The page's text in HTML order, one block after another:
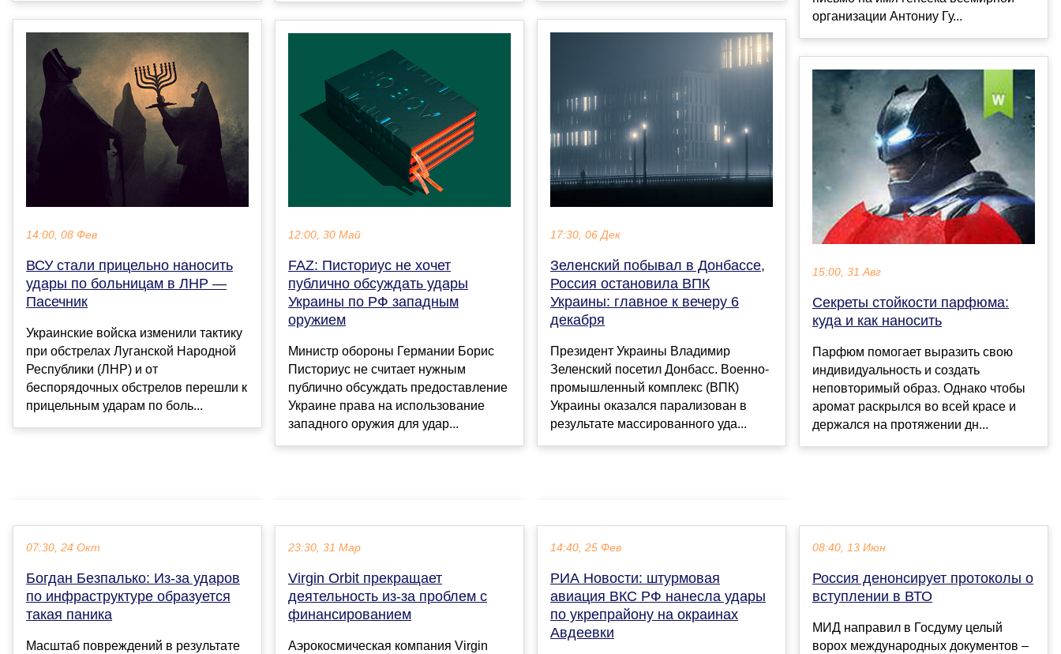
14:00, 08 Фев
ВСУ стали прицельно наносить
удары по больницам в ЛНР —
Пасечник
Украинские войска изменили тактику
при обстрелах Луганской Народной
Республики (ЛНР) и от
беспорядочных обстрелов перешли к
прицельным ударам по боль...
12:00, 30 Май
FAZ: Писториус не хочет
публично обсуждать удары
Украины по РФ западным
оружием
Министр обороны Германии Борис
Писториус не считает нужным
публично обсуждать предоставление
Украине права на использование
западного оружия для удар...
17:30, 06 Дек
Зеленский побывал в Донбассе,
Россия остановила ВПК
Украины: главное к вечеру 6
декабря
Президент Украины Владимир
Зеленский посетил Донбасс. Военно-
промышленный комплекс (ВПК)
Украины оказался парализован в
результате массированного уда...
организации Антониу Гу...
15:00, 31 Авг
Секреты стойкости парфюма:
куда и как наносить
Парфюм помогает выразить свою
индивидуальность и создать
неповторимый образ. Однако чтобы
аромат раскрылся во всей красе и
держался на протяжении дн...
07:30, 24 Окт
Богдан Безпалько: Из-за ударов
по инфраструктуре образуется
такая паника
Масштаб повреждений в результате
23:30, 31 Мар
Virgin Orbit прекращает
деятельность из-за проблем с
финансированием
Аэрокосмическая компания Virgin
14:40, 25 Фев
РИА Новости: штурмовая
авиация ВКС РФ нанесла удары
по укрепрайону на окраинах
Авдеевки
08:40, 13 Июн
Россия денонсирует протоколы о
вступлении в ВТО
МИД направил в Госдуму целый
ворох международных документов –